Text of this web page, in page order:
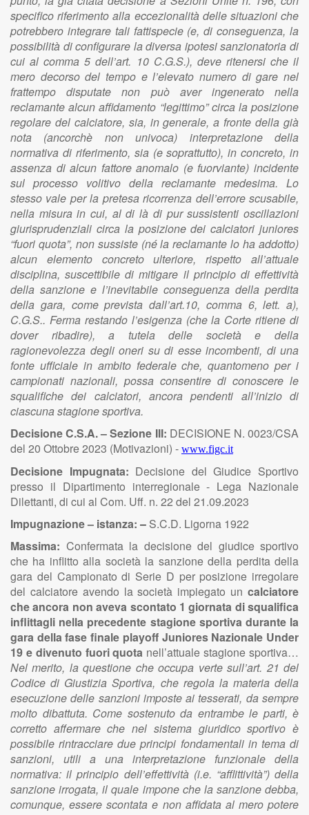
specifico riferimento alla eccezionalità delle situazioni che
potrebbero integrare tali fattispecie (e, di conseguenza, la
possibilità di configurare la diversa ipotesi sanzionatoria di
cui al comma 5 dell’art. 10 C.G.S.), deve ritenersi che il
mero decorso del tempo e l’elevato numero di gare nel
frattempo disputate non può aver ingenerato nella
reclamante alcun affidamento “legittimo” circa la posizione
regolare del calciatore, sia, in generale, a fronte della già
nota (ancorchè non univoca) interpretazione della
normativa di riferimento, sia (e soprattutto), in concreto, in
assenza di alcun fattore anomalo (e fuorviante) incidente
sul processo volitivo della reclamante medesima. Lo
stesso vale per la pretesa ricorrenza dell’errore scusabile,
nella misura in cui, al di là di pur sussistenti oscillazioni
giurisprudenziali circa la posizione dei calciatori juniores
“fuori quota”, non sussiste (né la reclamante lo ha addotto)
alcun elemento concreto ulteriore, rispetto all’attuale
disciplina, suscettibile di mitigare il principio di effettività
della sanzione e l’inevitabile conseguenza della perdita
della gara, come prevista dall’art.10, comma 6, lett. a),
C.G.S.. Ferma restando l’esigenza (che la Corte ritiene di
dover ribadire), a tutela delle società e della
ragionevolezza degli oneri su di esse incombenti, di una
fonte ufficiale in ambito federale che, quantomeno per i
campionati nazionali, possa consentire di conoscere le
squalifiche dei calciatori, ancora pendenti all’inizio di
ciascuna stagione sportiva.
Decisione C.S.A. – Sezione III: DECISIONE N. 0023/CSA
del 20 Ottobre 2023 (Motivazioni) - www.figc.it
Decisione Impugnata: Decisione del Giudice Sportivo
presso il Dipartimento interregionale - Lega Nazionale
Dilettanti, di cui al Com. Uff. n. 22 del 21.09.2023
Impugnazione – istanza: – S.C.D. Ligorna 1922
Massima: Confermata la decisione del giudice sportivo
che ha inflitto alla società la sanzione della perdita della
gara del Campionato di Serie D per posizione irregolare
del calciatore avendo la società impiegato un calciatore
che ancora non aveva scontato 1 giornata di squalifica
inflittagli nella precedente stagione sportiva durante la
gara della fasefinale playoff Juniores Nazionale Under
19 e divenuto fuori quota nell’attuale stagione sportiva…
Nel merito, la questione che occupa verte sull’art. 21 del Codice di Giustizia Sportiva, che regola la materia della esecuzione delle sanzioni imposte ai tesserati, da sempre molto dibattuta. Come sostenuto da entrambe le parti, è corretto affermare che nel sistema giuridico sportivo è possibile rintracciare due principi fondamentali in tema di sanzioni, utili a una interpretazione funzionale della normativa: il principio dell’effettività (i.e. “afflittività”) della sanzione irrogata, il quale impone che la sanzione debba, comunque, essere scontata e non affidata al mero potere discrezionale della società di appartenenza; il principio di separazione delle competizioni (i.e. di “omogeneità”), in virtù del quale si tende, ove possibile, a far in modo che la squalifica venga scontata nella categoria e competizione nella quale il tesserato ha posto in essere il comportamento sanzionato. Fin da subito, va chiarito che in alcune situazioni può accadere che i due principi possano non operare contemporaneamente. Il principio della separazione delle competizioni, in particolare, costituisce una logica declinazione dei fondamentali canoni di “effettività”, “proporzionalità” e “ragionevolezza” delle sanzioni, che ne impongono la commisurazione alla reale rilevanza della gara nella quale è stato commesso l’illecito sportivo, al fine di garantire che la sanzione della squalifica venga scontata con riferimento a una gara di rilevanza analoga a quella in cui è stato commesso l’illecito in relazione al quale la sanzione è comminata. Come si evince dalla lettura del combinato disposto dei commi 2, 6 e 7 dell’art. 21 del C.G.S., i due principi trovano la loro applicazione in maniera gradata, in quanto il secondo, quello relativo alla separazione delle competizioni, in alcune ipotesi, cede al principio dell’effettività della sanzione, e ciò accade proprio quando il calciatore non è più in età per partecipare a gare del settore giovanile. In questo modo si tutela la certezza della sanzione, in quanto la stessa, diversamente, resterebbe legata a una circostanza meramente teorica, lasciata al potere discrezionale della società di appartenenza del tesserato. In tal senso depone anche quanto evidenziato da tradizionale giurisprudenza federale (cfr. parere interpretativo Corte Federale del 12 gennaio 2004, in C.u. n. 12/CF), secondo cui “…ci si chiede in quale gara di campionato della stagione successiva debba essere espiata la sanzione, e ciò con riferimento alla triplice ipotesi di squalifica: … b) di calciatore originariamente in quota, che, però, nella stagione successiva non rientri più nei limiti di età fissati per la categoria Juniores; … La risposta deve essere nel senso della necessità che la pena inflitta al calciatore sia dallo stesso effettivamente scontata nella stagione successiva, nella squadra di sua militanza, ed in gare omogenee (e, quindi, tipologicamente corrispondenti) a quelle nelle quali era maturata la condotta punita. Poiché il principio di effettività deve ritenersi, nella prospettiva della efficacia deterrente delle sanzioni sportive, valore fondante dell’ordinamento federale, la sua applicazione va mantenuta ferma anche nell’ipotesi che – per ragioni soggettive od oggettive, legate, cioè, tanto al trasferimento del calciatore che alla mutata appartenenza della sua società rispetto al campionato originario – non sia possibile individuare nella stagione successiva gare omogenee nel senso prima indicato. Ed infatti deve tenersi conto che le norme sanzionatorie dell’ordinamento federale vanno interpretate ed applicate nel senso che producano un qualche effetto piuttosto che nessuno, come avverrebbe se si consentisse alla eterogeneità delle gare della stagione successiva rispetto a quella della stagione precedente da cui trasse origine la squalifica di fungere da strumento di pratica elusione della pena e, quindi, di frustrazione delle finalità, sia afflittiva che deterrente, che la norma federale assegna al sistema sanzionatorio ... La conseguenza diretta di questo processo ermeneutico è, pertanto, che - qualora non ricorra, per le ragioni anzidette, il carattere di omogeneità tra la gara del passato incriminata e gare attuali - la squalifica va scontata in qualunque tipo di gara disputata dalla società di attuale appartenenza del calciatore.” A conferma, si richiama anche la decisione resa dalla Corte Federale di Appello Nazionale con C.U. n. 105 del 17.05.2023, nella quale, in un caso analogo a quello in delibazione, ha statuito che “La necessità che la punizione debba essere espiata nella squadra di militanza ed in gare omogenee rispetto a quella di origine posta alla base della sanzione stessa…deve coniugarsi con il tema del cambiamento di status del giocatore nel frattempo intervenuto. La ratio sottesa al combinato disposto dei commi 2, 6 e 7 dell’art. 21 del Codice di Giustizia Sportiva si fonda soprattutto sulla necessità di evitare che l’esecuzione della sanzione da parte di un calciatore squalificato possa essere aggirata mediante escamotage posti in essere dalla nuova società di appartenenza, in base alla possibilità di decidere, a sua scelta, dove far scontare la citata sanzione.” In estrema sintesi, se il calciatore si trova ancora in età per la categoria nella quale, nella stagione precedente, è stato squalificato, nella stagione successiva è in quella stessa categoria (o in quella eventualmente equivalente) che dovrà scontare la sanzione per il residuo. Diversamente la squalifica va scontata in qualunque tipo di gara disputata dalla società di attuale appartenenza del calciatore. Va precisato, infatti, che altro è la categoria di appartenenza, che individua lo specifico campionato al quale l’atleta “deve” partecipare, altro sono i campionati ai quali un calciatore, per valutazioni dello staff tecnico del proprio sodalizio o per specifiche disposizioni della Lega di riferimento, “può anche” partecipare (cfr. sul punto Corte sportiva d’appello nazionale, Sez. Un., 12 febbraio 2018, in Com. uff. n. 090/CSA). In tal senso si possono richiamare anche alcune decisioni del Collegio di Garanzia dello Sport presso il CONI, seppur in via analogica in quanto non afferenti a fattispecie identiche a quella in delibazione, tra cui la n. 20/2020, in cui, analizzando un caso in cui l’atleta aveva cambiato società dopo aver subito una squalifica nel campionato “Berretti”, ha statuito che “nella fattispecie, il principio di omogeneità, di cui all'art. 21, comma 2, CGS, non è più applicabile e, pertanto, il provvedimento disciplinare deve essere scontato nelle gare ufficiali della prima squadra….Nella fattispecie è, dunque, applicabile la previsione speciale di cui all'art. 21, comma 7, CGS. Ne consegue che il calciatore G. è stato schierato indebitamente nella gara de qua. Il Collegio osserva che la stessa Corte rileva <<che il calciatore M. G. è ancora in età per partecipare a gare del settore giovanile della Cjarlins Muzane, categoria Juniores, equivalente alla categoria "Berretti" del precedente sodalizio US Triestina dal quale proviene e dove era stato raggiunto dalla sanzione>>. Il G., nato nell'anno 2000, è un "fuori quota", ex art. 2 del Regolamento del Campionato Nazionale Juniores "Under 19" 2019/2020 e, pertanto, la decisione della Corte Sportiva d'Appello Nazionale a SS.UU indica le modalità di esecuzione in caso di cambio di squadre del "fuori quota". L'unica possibilità per garantire che possa realizzarsi la circostanza che la sanzione venga effettivamente e concretamente scontata è quella dell'ipotesi in cui la sanzione stessa venga scontata nella prima gara ufficiale della prima squadra, successiva a quella in cui la sanzione medesima è stata comunicata.” Il principio di afflittività rappresenta, dunque, norma fondamentale di riferimento, seppur si collochi in posizione sussidiaria rispetto a quello di omogeneità, il quale, tuttavia, ove non possa operare, cede all’operatività del primo. Questa Corte ritiene, pertanto, che, in applicazione del principio dell’effettività (i.e. afflittività) della sanzione, la stessa, intanto, può essere scontata nella stagione successiva nella stessa categoria, in quanto il calciatore rientri anche nella nuova stagione nei limiti di età previsti per parteciparvi. Ove, invece, il tesserato nella successiva stagione non appartenga più a quella categoria per aver superato il limite di età, ai sensi del combinato disposto dei commi 2, 6 e 7 dell’art. 21 del C.G.S., deve scontare la sanzione in una gara ufficiale della prima squadra della nuova società. Più specificatamente, in caso di cambiamento di status intervenuto da una stagione sportiva all’altra (da “in quota” a “fuori quota”), l’unica possibilità per garantire che la sanzione venga effettivamente e concretamente espiata sia quella che la stessa venga scontata nella prima gara ufficiale della prima squadra. Diversamente opinando, essendo del tutto ipotetico che il calciatore continui a giocare nella pregressa categoria come “fuori quota”, si perderebbe il requisito della certezza della sanzione, che deve essere sempre attuata non potendo restare la stessa senza esecuzione, anche in virtù del suo intrinseco valore ripristinatorio. Venendo ora al caso sottoposto all’attenzione di questa Corte, il calciatore Riccardo Tassotti, nato il 16.06.2004, nella corrente stagione sportiva non si trova più in età per partecipare a gare del campionato Juniores Under 19, alle quali potrebbe partecipare solamente come “fuori quota”, ma, come sopra argomentato, tale partecipazione si pone come circostanza meramente eventuale in virtù del mutamento di status subito dal calciatore. A ulteriore conferma, si evidenzia che il C.U. n.1 s.s. 2023/2024 del Dipartimento Interregionale della LND-FIGC, che regolamenta il torneo Juniores Under 19, non prevede la comunicazione, all’inizio del torneo, di una lista o rosa ufficiale comprendente anche i c.d. “fuori quota”, ipotesi in cui si sarebbe potuto discutere della possibile applicazione de